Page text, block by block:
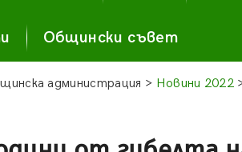
Общински съвет
администрация > Новини 2022